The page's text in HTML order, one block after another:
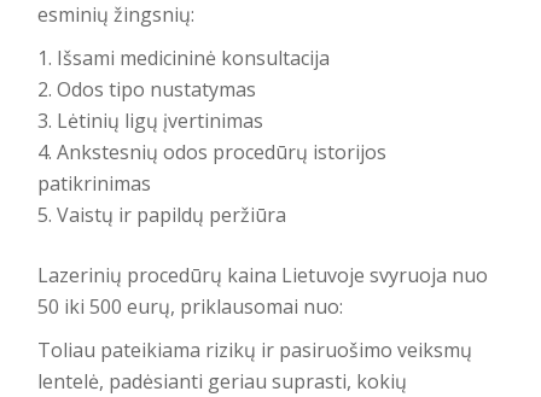
esminių žingsnių:
Išsami medicininė konsultacija
Odos tipo nustatymas
Lėtinių ligų įvertinimas
Ankstesnių odos procedūrų istorijos
patikrinimas
Vaistų ir papildų peržiūra
Lazerinių procedūrų kaina Lietuvoje svyruoja nuo
50 iki 500 eurų, priklausomai nuo:
Toliau pateikiama rizikų ir pasiruošimo veiksmų
lentelė, padėsianti geriau suprasti, kokių